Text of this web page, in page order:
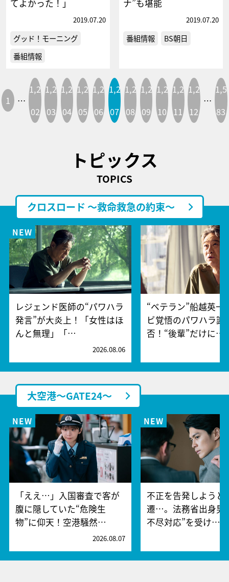
てよかった！」
2019.07.20
グッド！モーニング
番組情報
ナ”も堪能
2019.07.20
番組情報 BS朝日
1 …
1,2
02
1,2
03
1,2
04
1,2
05
1,2
06
1,2
07
1,2
08
1,2
09
1,2
10
1,2
11
1,2
12
…
1,5
83
トピックス
TOPICS
クロスロード ～救命救急の約束～
レジェンド医師の“パワハラ
発言”が大炎上！「女性はほ
んと無理」「…
2026.08.06
“ベテラン”船越英一
ビ覚悟のパワハラ謝
否！“後輩”だけに…
大空港～GATE24～
「ええ…」入国審査で客が
腹に隠していた“危険生
物”に仰天！空港騒然…
2026.08.07
不正を告発しようと
遷…。法務省出身男
不尽対応”を受け…